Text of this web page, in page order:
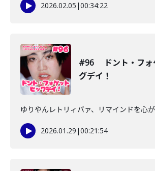
2026.02.05 |00:34:22
#96 ドント・フォ
グデイ！
ゆりやんレトリィバァ、リマインドを心が
2026.01.29 |00:21:54